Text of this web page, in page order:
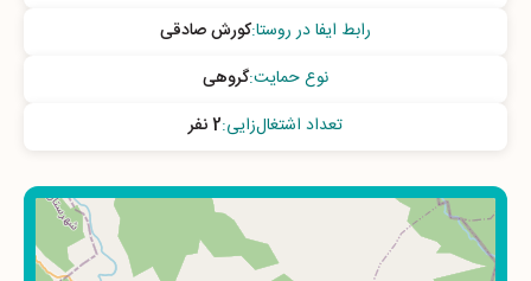
رابط ایفا در روستا:کورش صادقی
نوع حمایت:گروهی
تعداد اشتغال‌زایی:2 نفر